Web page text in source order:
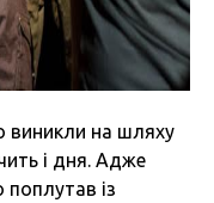
виникли на шляху
і дня. Адже
поплутав із